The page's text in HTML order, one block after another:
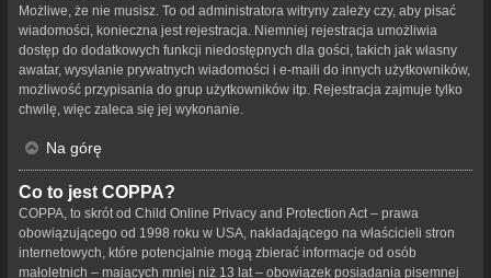
Możliwe, że nie musisz. To od administratora witryny zależy czy, aby pisać
wiadomości, konieczna jest rejestracja. Niemniej rejestracja umożliwia
dostęp do dodatkowych funkcji niedostępnych dla gości, takich jak własny
awatar, wysyłanie prywatnych wiadomości i e-maili do innych użytkowników,
możliwość przypisania do grup użytkowników itp. Rejestracja zajmuje tylko
chwilę, więc zaleca się jej wykonanie.
Na górę
Co to jest COPPA?
COPPA, to skrót od Child Online Privacy and Protection Act – prawa
obowiązującego od 1998 roku w USA, nakładającego na właścicieli stron
internetowych, które potencjalnie mogą zbierać informacje od osób
małoletnich – mających mniej niż 13 lat – obowiązek posiadania pisemnej